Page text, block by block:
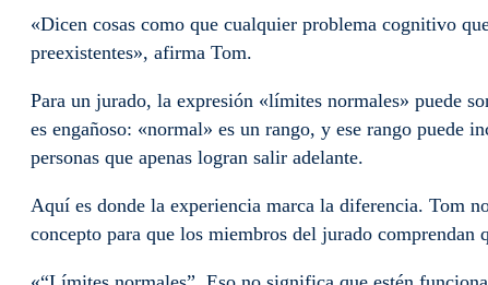
«Dicen cosas como que cualquier problema cognitivo
preexistentes», afirma Tom.
Para un jurado, la expresión «límites normales» puede
es engañoso: «normal» es un rango, y ese rango puede
personas que apenas logran salir adelante.
Aquí es donde la experiencia marca la diferencia. Tom
concepto para que los miembros del jurado comprendan